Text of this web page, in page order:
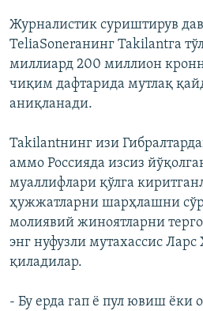
Журналистик суриштирув
TeliaSoneraнинг Takilantга
миллиард 200 миллион
чиқим дафтарида мутлақ
аниқланади.
Takilantнинг изи
аммо Россияда изсиз
муаллифлари қўлга
ҳужжатларни шарҳлашни
молиявий жиноятларни
энг нуфузли мутахассис
қиладилар.
- Бу ерда гап ë пул ювиш ëки